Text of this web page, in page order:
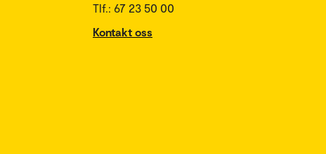
Tlf.: 67 23 50 00
Kontakt oss